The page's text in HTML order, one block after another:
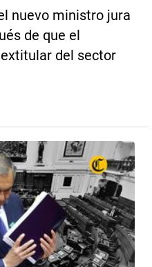
nuevo ministro jura
de que el
del sector